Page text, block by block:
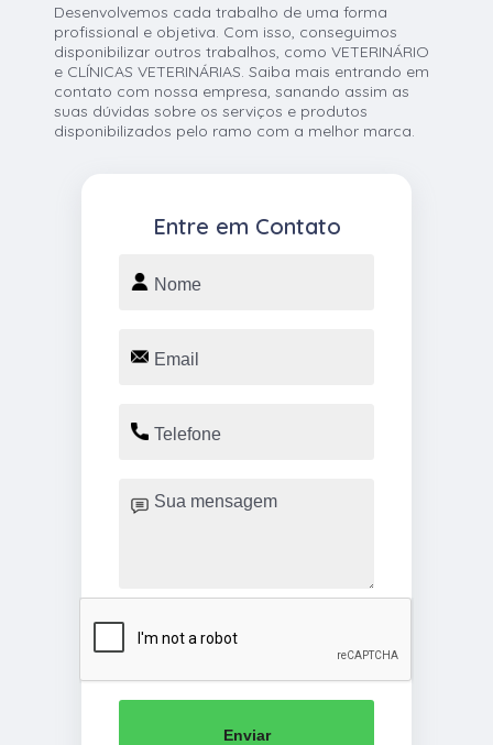
Desenvolvemos cada trabalho de uma forma
profissional e objetiva. Com isso, conseguimos
disponibilizar outros trabalhos, como VETERINÁRIO
e CLÍNICAS VETERINÁRIAS. Saiba mais entrando em
contato com nossa empresa, sanando assim as
suas dúvidas sobre os serviços e produtos
disponibilizados pelo ramo com a melhor marca.
Entre em Contato
Enviar